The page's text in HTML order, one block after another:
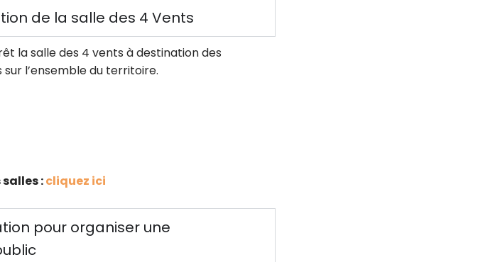
de la salle des 4 Vents
la salle des 4 vents à destination des
l’ensemble du territoire.
:cliquez ici
pour organiser une